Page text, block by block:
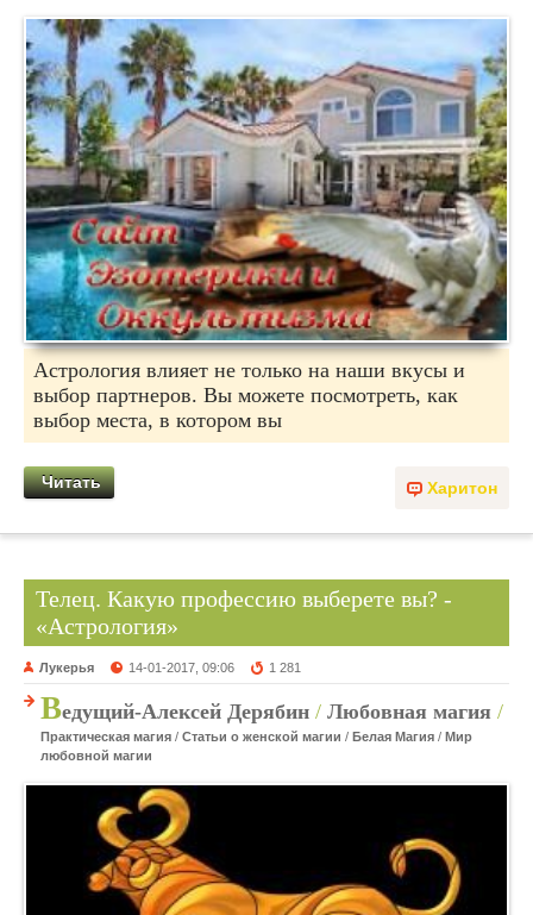
Астрология влияет не только на наши вкусы и
выбор партнеров. Вы можете посмотреть, как
выбор места, в котором вы
Харитон
Читать
Телец. Какую профессию выберете вы? -
«Астрология»
Лукерья 14-01-2017, 09:06 1 281
Ведущий-Алексей Дерябин / Любовная магия /
Практическая магия / Статьи о женской магии / Белая Магия / Мир
любовной магии